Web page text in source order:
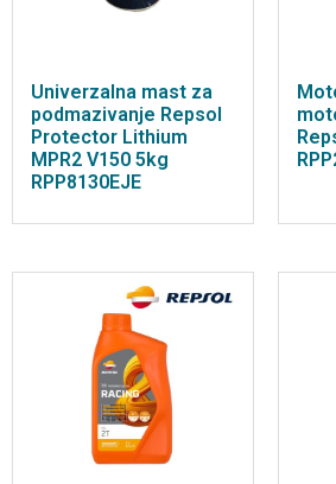
Univerzalna mast za
podmazivanje Repsol
Protector Lithium
MPR2 V150 5kg
RPP8130EJE